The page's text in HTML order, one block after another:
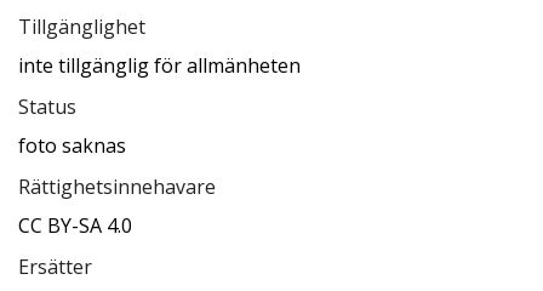
Tillgänglighet
inte tillgänglig för allmänheten
Status
foto saknas
Rättighetsinnehavare
CC BY-SA 4.0
Ersätter